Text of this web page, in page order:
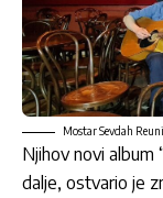
Mostar Sevdah
Njihov novi album
dalje, ostvario je